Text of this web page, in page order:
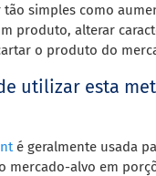
tão simples como
produto, alterar
o produto do
utilizar esta
é geralmente usada
mercado-alvo em